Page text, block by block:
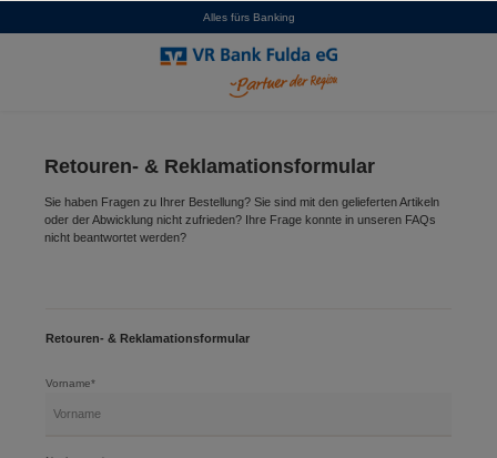
Alles fürs Banking
Retouren- & Reklamationsformular
Sie haben Fragen zu Ihrer Bestellung? Sie sind mit den gelieferten Artikeln
oder der Abwicklung nicht zufrieden? Ihre Frage konnte in unseren FAQs
nicht beantwortet werden?
Retouren- & Reklamationsformular
Vorname*